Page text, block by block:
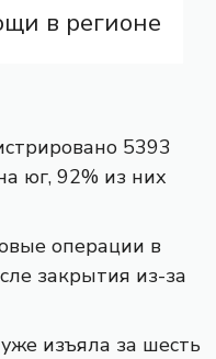
в регионе
5393
юг, 92% из них
операции в
закрытия из-за
изъяла за шесть